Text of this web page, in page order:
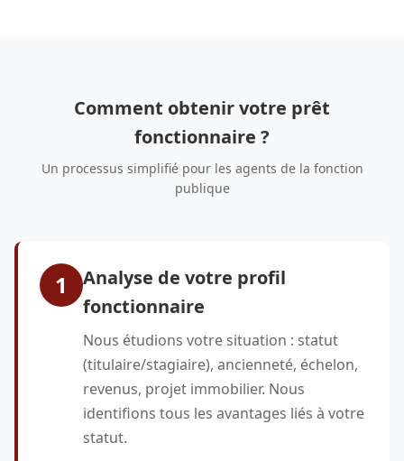
Comment obtenir votre prêt
fonctionnaire ?
Un processus simplifié pour les agents de la fonction
publique
1
Analyse de votre profil
fonctionnaire
Nous étudions votre situation : statut
(titulaire/stagiaire), ancienneté, échelon,
revenus, projet immobilier. Nous
identifions tous les avantages liés à votre
statut.